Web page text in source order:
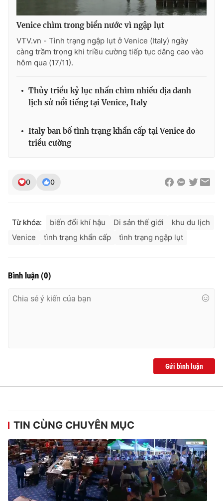
Venice chìm trong biển nước vì ngập lụt
VTV.vn - Tình trạng ngập lụt ở Venice (Italy) ngày
càng trầm trọng khi triều cường tiếp tục dâng cao vào
hôm qua (17/11).
Thủy triều kỷ lục nhấn chìm nhiều địa danh
lịch sử nổi tiếng tại Venice, Italy
Italy ban bố tình trạng khẩn cấp tại Venice do
triều cường
0 0
Từ khóa: biến đổi khí hậu Di sản thế giới
khu du lịch
Venice
tình trạng khẩn cấp tình trạng ngập lụt
Bình luận (0)
Gửi bình luận
TIN CÙNG CHUYÊN MỤC